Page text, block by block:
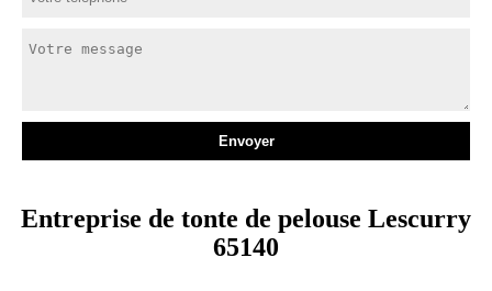
Entreprise de tonte de pelouse Lescurry
65140